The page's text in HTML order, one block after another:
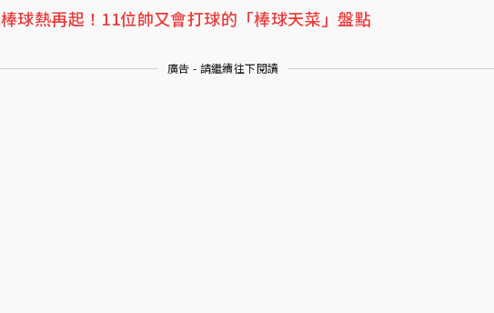
棒球熱再起！11位帥又會打球的「棒球天菜」盤點
廣告 - 請繼續往下閱讀